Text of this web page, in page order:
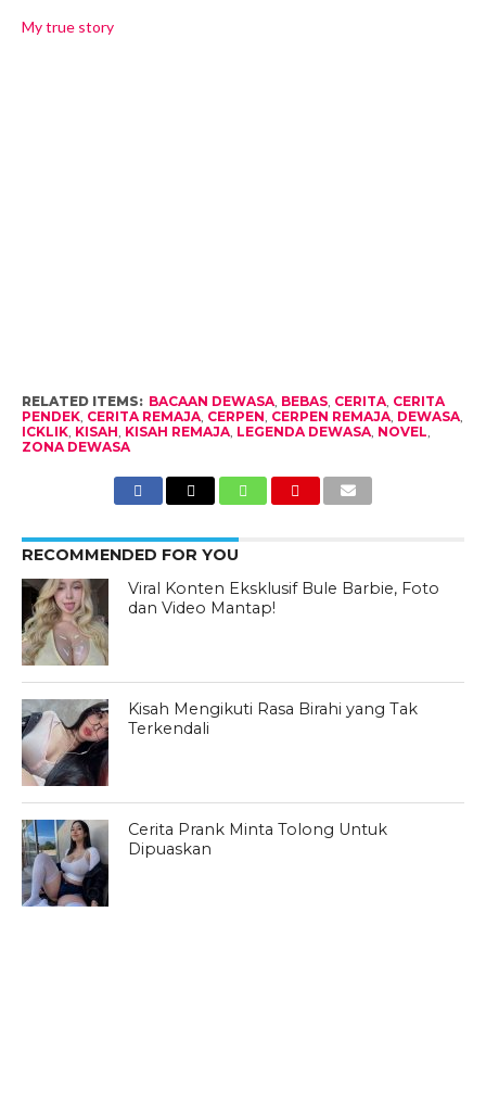
My true story
RELATED ITEMS: BACAAN DEWASA, BEBAS, CERITA, CERITA
PENDEK, CERITA REMAJA, CERPEN, CERPEN REMAJA, DEWASA,
ICKLIK, KISAH, KISAH REMAJA, LEGENDA DEWASA, NOVEL,
ZONA DEWASA
RECOMMENDED FOR YOU
Viral Konten Eksklusif Bule Barbie, Foto
dan Video Mantap!
Kisah Mengikuti Rasa Birahi yang Tak
Terkendali
Cerita Prank Minta Tolong Untuk
Dipuaskan